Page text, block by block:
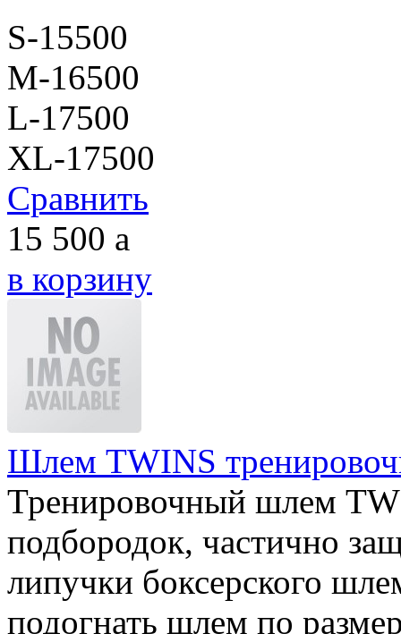
S-15500
M-16500
L-17500
XL-17500
Сравнить
15 500 a
в корзину
Шлем TWINS
Тренировочный шлем
подбородок, частично
липучки боксерского
подогнать шлем по